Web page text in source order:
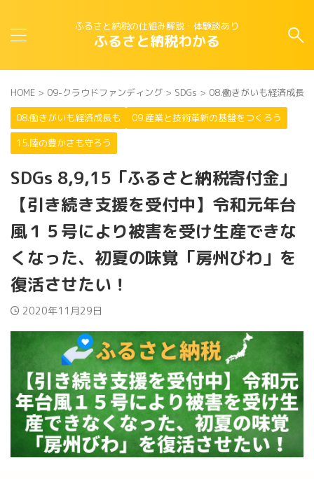
ふるさと納税の仕組み解説・体験談あり
ふるさと納税わかる
HOME > 09-クラウドファンディング > SDGs > 08.働きがいも経済成長も
08.働きがいも経済成長も
09.産業と技術革新の基盤をつくろう
15.陸の豊かさも守ろう
SDGs 8,9,15「ふるさと納税寄付金」
【引き続き支援を受付中】令和元年台
風１５号により被害を受け生産できな
くなった、初夏の味覚「房州びわ」を
復活させたい！
2020年11月29日